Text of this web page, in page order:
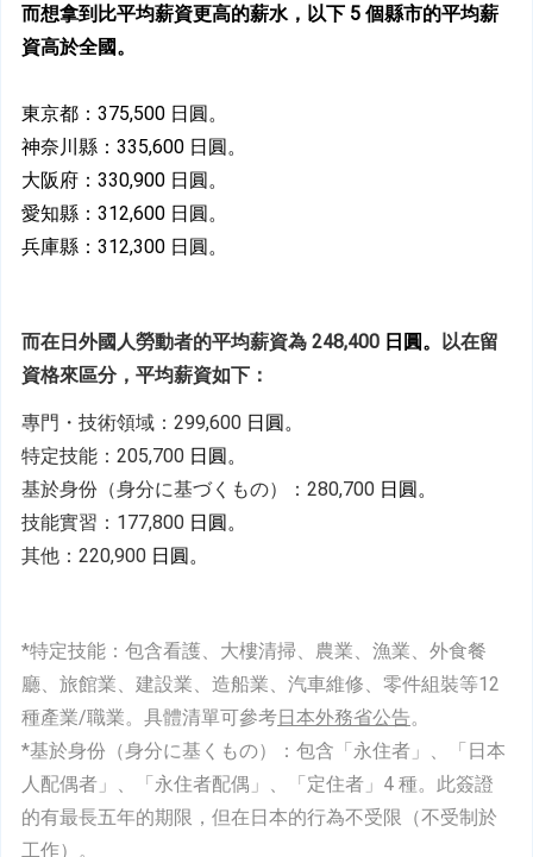
而想拿到比平均薪資更高的薪水，以下 5 個縣市的平均薪
資高於全國。
東京都： 375,500 日圓。
神奈川縣：335,600 日圓。
大阪府：330,900 日圓。
愛知縣：312,600 日圓。
兵庫縣：312,300 日圓。
而在日外國人勞動者的平均薪資為 248,400 日圓。 以在留
資格來區分，平均薪資如下：
專門・技術領域：299,600 日圓。
特定技能：205,700 日圓。
基於身份（身分に基づくもの）：280,700 日圓。
技能實習：177,800 日圓。
其他：220,900 日圓。
*特定技能：包含看護、大樓清掃、農業、漁業、外食餐
廳、旅館業、建設業、造船業、汽車維修、零件組裝等12
種產業/職業。具體清單可參考日本外務省公告。
*基於身份（身分に基くもの）：包含「永住者」、「日本
人配偶者」、「永住者配偶」、「定住者」4 種。此簽證
的有最長五年的期限，但在日本的行為不受限（不受制於
工作）。